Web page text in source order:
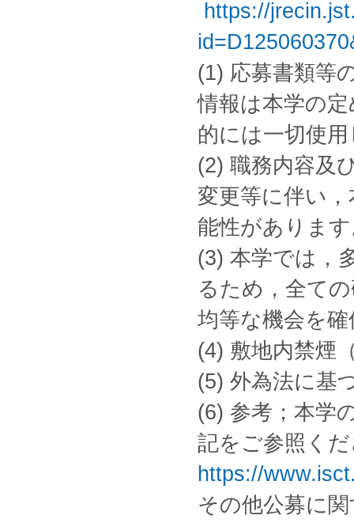
https://
(1) 応募書類等
情報は本学の
的には一切使
(2) 職務内容及
変更等に伴い
能性がありま
(3) 本学では，
るため，全て
均等な機会を
(4) 敷地内禁煙
(5) 外為法に基
(6) 参考；本学
記をご参照く
https://
その他公募に